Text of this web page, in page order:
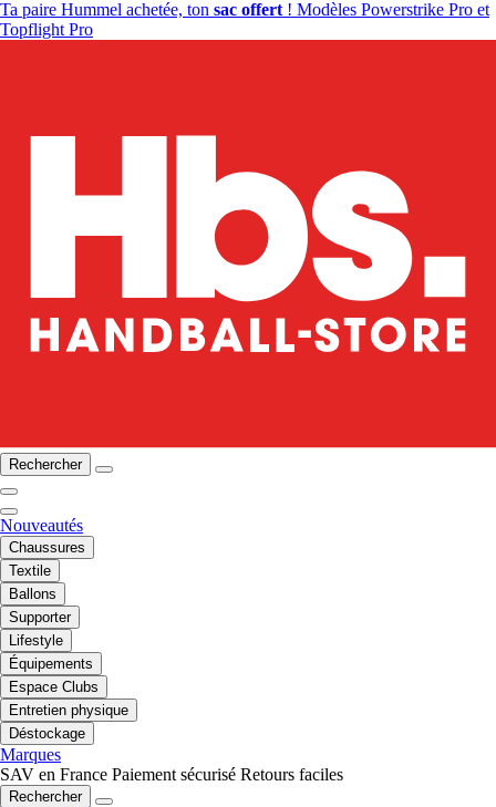
Ta paire Hummel achetée, ton sac offert ! Modèles Powerstrike Pro et
Topflight Pro
Rechercher
Nouveautés
Chaussures
Textile
Ballons
Supporter
Lifestyle
Équipements
Espace Clubs
Entretien physique
Déstockage
Marques
SAV en France Paiement sécurisé Retours faciles
Rechercher